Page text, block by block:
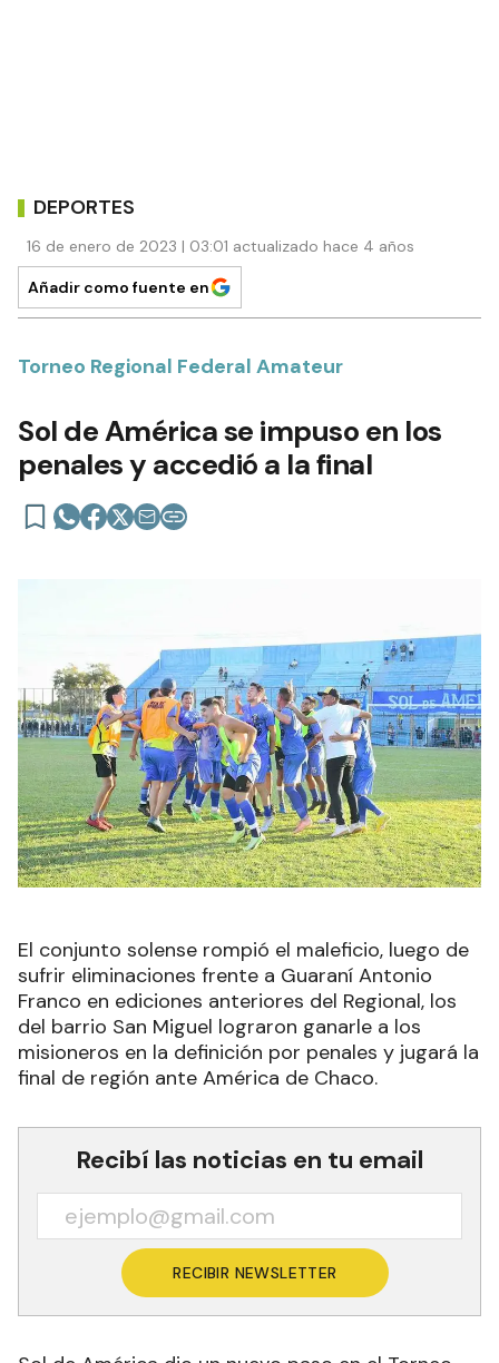
DEPORTES
16 de enero de 2023 | 03:01 actualizado hace 4 años
Añadir como fuente en
Torneo Regional Federal Amateur
Sol de América se impuso en los
penales y accedió a la final
El conjunto solense rompió el maleficio, luego de
sufrir eliminaciones frente a Guaraní Antonio
Franco en ediciones anteriores del Regional, los
del barrio San Miguel lograron ganarle a los
misioneros en la definición por penales y jugará la
final de región ante América de Chaco.
Recibí las noticias en tu email
RECIBIR NEWSLETTER